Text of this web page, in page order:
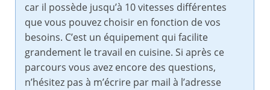
car il possède jusqu’à 10 vitesses différentes
que vous pouvez choisir en fonction de vos
besoins. C’est un équipement qui facilite
grandement le travail en cuisine. Si après ce
parcours vous avez encore des questions,
n’hésitez pas à m’écrire par mail à l’adresse